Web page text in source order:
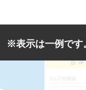
※表示は一例です